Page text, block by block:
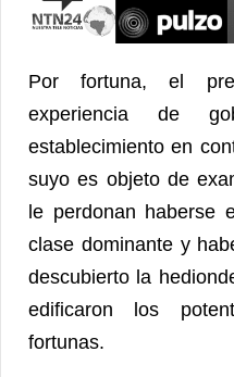
Por fortuna, el
experiencia de
establecimiento en
suyo es objeto de
le perdonan haberse
clase dominante y
descubierto la
edificaron los
fortunas.